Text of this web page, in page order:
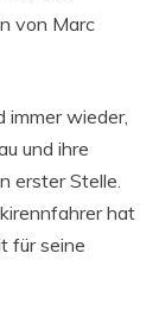
von Marc
wieder,
und ihre
erster Stelle.
hat
für seine